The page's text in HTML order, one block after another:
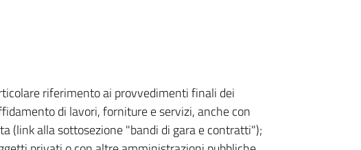
riferimento ai provvedimenti finali dei
di lavori, forniture e servizi, anche con
(link alla sottosezione "bandi di gara e contratti");